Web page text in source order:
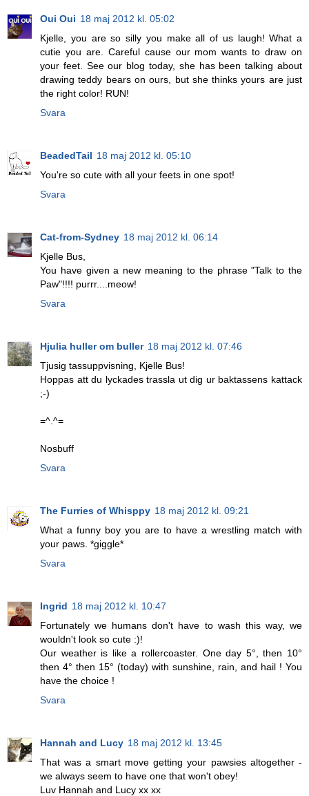
Oui Oui 18 maj 2012 kl. 05:02
Kjelle, you are so silly you make all of us laugh! What a
cutie you are. Careful cause our mom wants to draw on
your feet. See our blog today, she has been talking about
drawing teddy bears on ours, but she thinks yours are just
the right color! RUN!
Svara
BeadedTail 18 maj 2012 kl. 05:10
You're so cute with all your feets in one spot!
Svara
Cat-from-Sydney 18 maj 2012 kl. 06:14
Kjelle Bus,
You have given a new meaning to the phrase "Talk to the
Paw"!!!! purrr....meow!
Svara
Hjulia huller om buller 18 maj 2012 kl. 07:46
Tjusig tassuppvisning, Kjelle Bus!
Hoppas att du lyckades trassla ut dig ur baktassens kattack
;-)
=^.^=
Nosbuff
Svara
The Furries of Whisppy 18 maj 2012 kl. 09:21
What a funny boy you are to have a wrestling match with
your paws. *giggle*
Svara
Ingrid 18 maj 2012 kl. 10:47
Fortunately we humans don't have to wash this way, we
wouldn't look so cute :)!
Our weather is like a rollercoaster. One day 5°, then 10°
then 4° then 15° (today) with sunshine, rain, and hail ! You
have the choice !
Svara
Hannah and Lucy 18 maj 2012 kl. 13:45
That was a smart move getting your pawsies altogether -
we always seem to have one that won't obey!
Luv Hannah and Lucy xx xx